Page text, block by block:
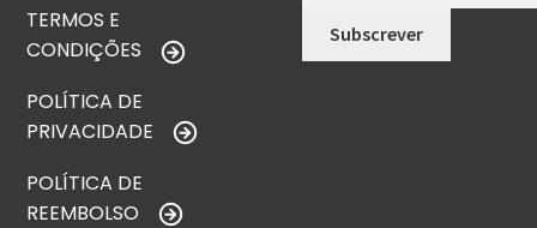
TERMOS E
CONDIÇÕES
POLÍTICA DE
PRIVACIDADE
POLÍTICA DE
REEMBOLSO